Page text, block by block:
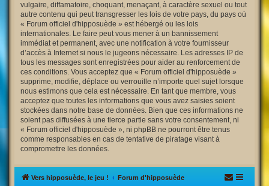
vulgaire, diffamatoire, choquant, menaçant, à caractère sexuel ou tout
autre contenu qui peut transgresser les lois de votre pays, du pays où
« Forum officiel d'hipposuède » est hébergé ou les lois
internationales. Le faire peut vous mener à un bannissement
immédiat et permanent, avec une notification à votre fournisseur
d’accès à Internet si nous le jugeons nécessaire. Les adresses IP de
tous les messages sont enregistrées pour aider au renforcement de
ces conditions. Vous acceptez que « Forum officiel d'hipposuède »
supprime, modifie, déplace ou verrouille n’importe quel sujet lorsque
nous estimons que cela est nécessaire. En tant que membre, vous
acceptez que toutes les informations que vous avez saisies soient
stockées dans notre base de données. Bien que ces informations ne
soient pas diffusées à une tierce partie sans votre consentement, ni
« Forum officiel d'hipposuède », ni phpBB ne pourront être tenus
comme responsables en cas de tentative de piratage visant à
compromettre les données.
Vers hipposuède, le jeu ! Forum d'hipposuède